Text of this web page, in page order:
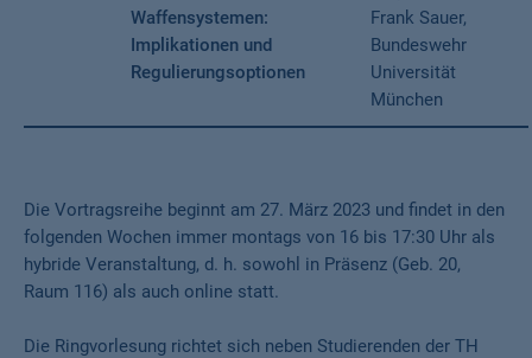
Waffensystemen:
Implikationen und
Regulierungsoptionen
Frank Sauer,
Bundeswehr
Universität
München
Die Vortragsreihe beginnt am 27. März 2023 und findet in den
folgenden Wochen immer montags von 16 bis 17:30 Uhr als
hybride Veranstaltung, d. h. sowohl in Präsenz (Geb. 20,
Raum 116) als auch online statt.
Die Ringvorlesung richtet sich neben Studierenden der TH